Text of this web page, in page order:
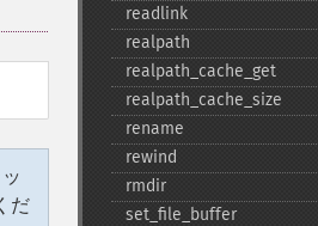
だ
readlink
realpath
realpath_​cache_​get
realpath_​cache_​size
rename
rewind
rmdir
set_​file_​buffer